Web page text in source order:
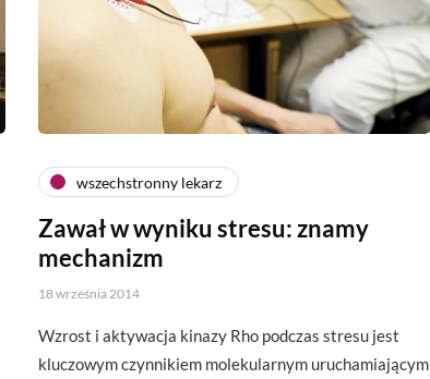
wszechstronny lekarz
Zawał w wyniku stresu: znamy
mechanizm
18 września 2014
Wzrost i aktywacja kinazy Rho podczas stresu jest
kluczowym czynnikiem molekularnym uruchamiającym